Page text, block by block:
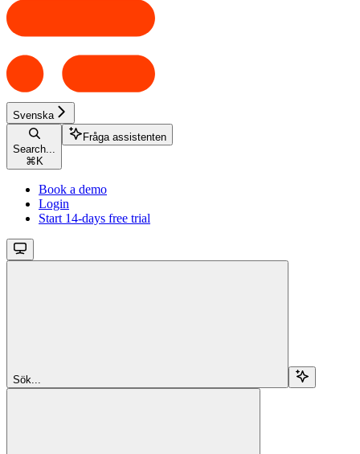
Svenska
Search...
⌘ K
Fråga assistenten
Book a demo
Login
Start 14-days free trial
Sök...